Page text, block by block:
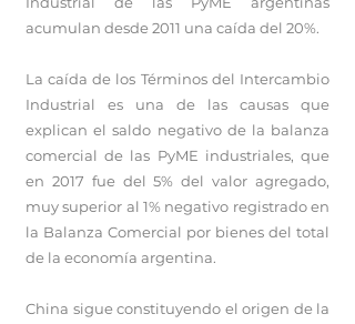
acumulan desde 2011 una caída del 20%.
La caída de los Términos del Intercambio
Industrial es una de las causas que
explican el saldo negativo de la balanza
comercial de las PyME industriales, que
en 2017 fue del 5% del valor agregado,
muy superior al 1% negativo registrado en
la Balanza Comercial por bienes del total
de la economía argentina.
China sigue constituyendo el origen de la